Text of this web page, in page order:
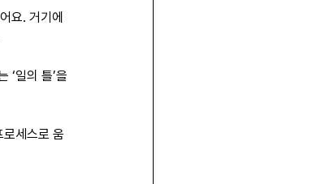
요. 거기에
‘일의 틀’을
세스로 움